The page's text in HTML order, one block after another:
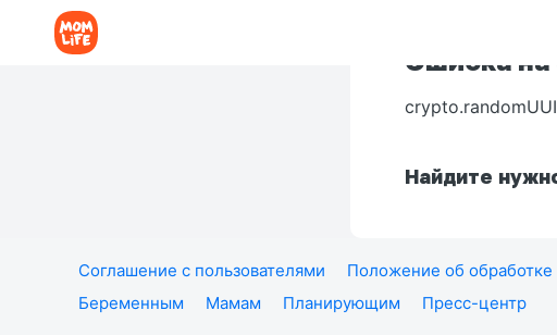
Ошибка на
Найдите
Соглашение с пользователями Положение об
Беременным
Мамам Планирующим Пресс-центр